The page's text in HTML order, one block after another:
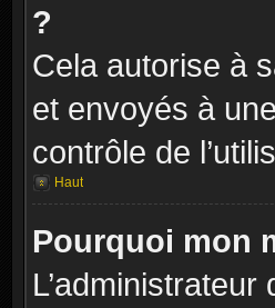
?
Cela autorise à
et envoyés à
contrôle de
Haut
Pourquoi mon